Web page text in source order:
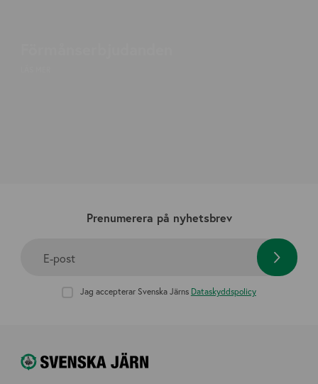
Prenumerera på nyhetsbrev
E-post
Jag accepterar Svenska Järns Dataskyddspolicy